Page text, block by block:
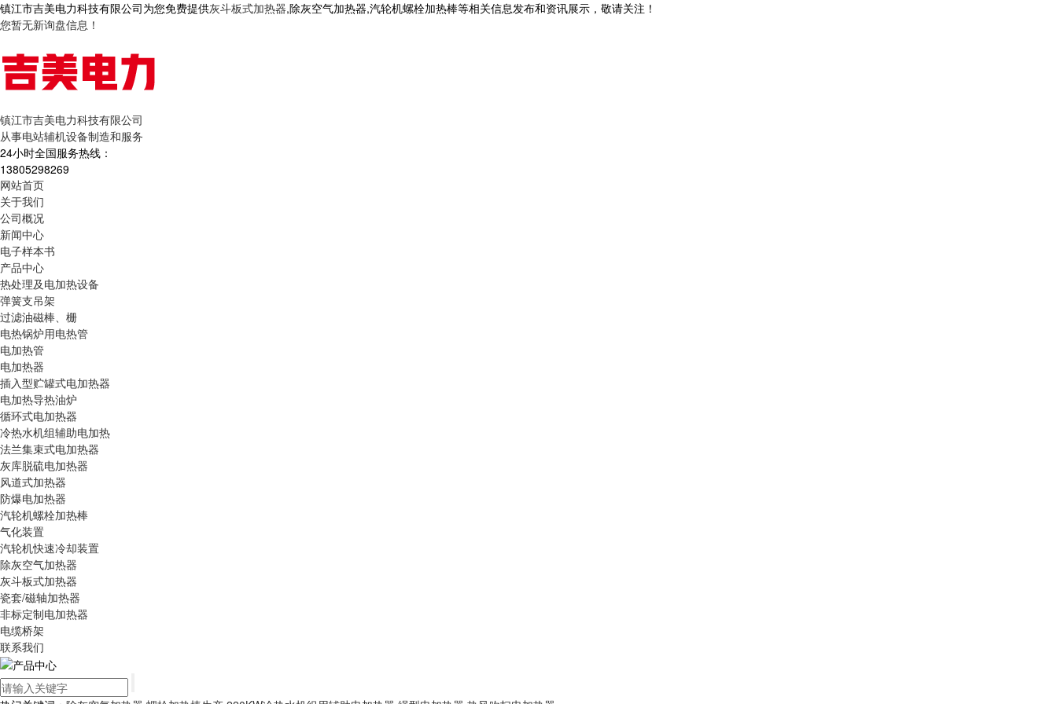
镇江市吉美电力科技有限公司为您免费提供灰斗板式加热器,除灰空气加热器,汽轮机螺栓加热棒等相关信息发布和资讯展示，敬请关注！
您暂无新询盘信息！
镇江市吉美电力科技有限公司
从事电站辅机设备制造和服务
24小时全国服务热线：
13805298269
网站首页
关于我们
公司概况
新闻中心
电子样本书
产品中心
热处理及电加热设备
弹簧支吊架
过滤油磁棒、栅
电热锅炉用电热管
电加热管
电加热器
插入型贮罐式电加热器
电加热导热油炉
循环式电加热器
冷热水机组辅助电加热
法兰集束式电加热器
灰库脱硫电加热器
风道式加热器
防爆电加热器
汽轮机螺栓加热棒
气化装置
汽轮机快速冷却装置
除灰空气加热器
灰斗板式加热器
瓷套/磁轴加热器
非标定制电加热器
电缆桥架
联系我们